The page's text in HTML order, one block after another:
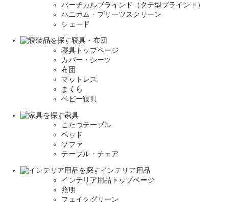
バーチカルブラインド（タテ型ブラインド）
ハニカム・プリーツスクリーン
シェード
寝具・布団
寝具トップページ
カバー・シーツ
布団
マットレス
まくら
ベビー寝具
家具
こたつテーブル
ベッド
ソファ
テーブル・チェア
インテリア用品
インテリア用品トップページ
照明
フェイクグリーン